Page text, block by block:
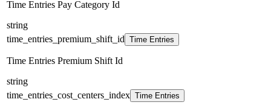
Time Entries Pay Category Id
string
time_entries_premium_shift_id Time Entries
Time Entries Premium Shift Id
string
time_entries_cost_centers_index Time Entries